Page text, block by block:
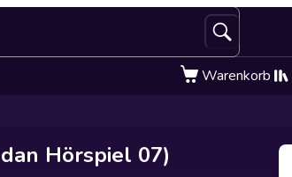
Warenkorb
Hörspiel 07)